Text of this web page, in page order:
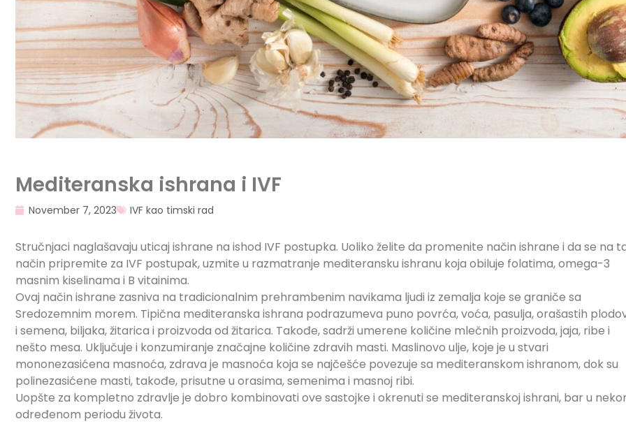
Mediteranska ishrana i IVF
November 7, 2023 IVF kao timski rad
Stručnjaci naglašavaju uticaj ishrane na ishod IVF postupka. Uoliko želite da promenite način ishrane i da se na
način pripremite za IVF postupak, uzmite u razmatranje mediteransku ishranu koja obiluje folatima, omega-3
masnim kiselinama i B vitainima.
Ovaj način ishrane zasniva na tradicionalnim prehrambenim navikama ljudi iz zemalja koje se graniče sa
Sredozemnim morem. Tipična mediteranska ishrana podrazumeva puno povrća, voća, pasulja, orašastih
i semena, biljaka, žitarica i proizvoda od žitarica. Takođe, sadrži umerene količine mlečnih proizvoda, jaja, ribe i
nešto mesa. Uključuje i konzumiranje značajne količine zdravih masti. Maslinovo ulje, koje je u stvari
mononezasićena masnoća, zdrava je masnoća koja se najčešće povezuje sa mediteranskom ishranom, dok su
polinezasićene masti, takođe, prisutne u orasima, semenima i masnoj ribi.
Uopšte za kompletno zdravlje je dobro kombinovati ove sastojke i okrenuti se mediteranskoj ishrani, bar u
određenom periodu života.